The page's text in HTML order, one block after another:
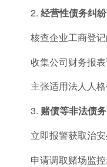
2. 经营性债务纠纷
核查企业工商登
收集公司财务报
主张适用法人人
3. 赌债等非法债务
立即报警获取治
申请调取赌场监